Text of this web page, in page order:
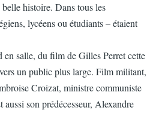
histoire. Dans tous les
lycéens ou étudiants – étaient
en salle, du film de Gilles Perret cette
un public plus large. Film militant,
Croizat, ministre communiste
son prédécesseur, Alexandre